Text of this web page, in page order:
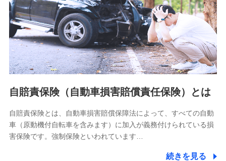
株式会社ドコモ・インシュアランス 営業部長
〒103-0013 東京都中央区日本橋人形町2-14-10 アーバン
ネット日本橋ビル 3F
株式会社ドコモ・インシュアランス
個人情報の第三者提供について
除き、第三者に提供いたしません。
業務の委託
当社は利用目的の達成に必要な範囲内において個人情報の取
自賠責保険（自動車損害賠償責任保険）とは
自賠責保険とは、自動車損害賠償保障法によって、すべての自動
車（原動機付自転車を含みます）に加入が義務付けられている損
害保険です。強制保険といわれています…
続きを見る